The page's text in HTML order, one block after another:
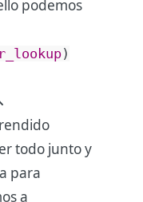
podemos
)
todo junto y
para
a